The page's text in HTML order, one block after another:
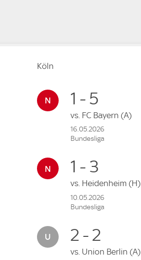
Köln
1 - 5
vs. FC Bayern (A)
16.05.2026
Bundesliga
1 - 3
vs. Heidenheim (H)
10.05.2026
Bundesliga
2 - 2
vs. Union Berlin (A)